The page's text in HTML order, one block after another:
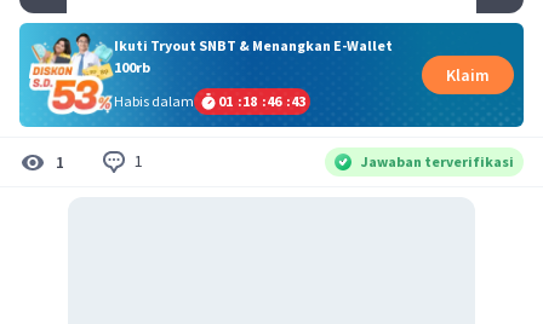
Ikuti Tryout SNBT & Menangkan E-Wallet
100rb
Habis dalam
01 :18 :46 :42
Klaim
1 1 Jawaban terverifikasi